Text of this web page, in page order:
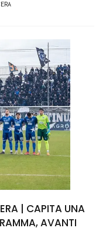
| CAPITA UNA
AVANTI